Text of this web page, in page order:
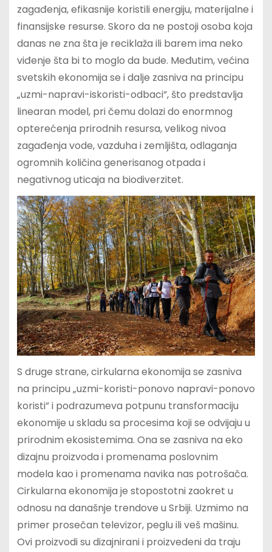
zagađenja, efikasnije koristili energiju, materijalne i
finansijske resurse. Skoro da ne postoji osoba koja
danas ne zna šta je reciklaža ili barem ima neko
viđenje šta bi to moglo da bude. Međutim, većina
svetskih ekonomija se i dalje zasniva na principu
„uzmi-napravi-iskoristi-odbaci”, što predstavlja
linearan model, pri čemu dolazi do enormnog
opterećenja prirodnih resursa, velikog nivoa
zagađenja vode, vazduha i zemljišta, odlaganja
ogromnih količina generisanog otpada i
negativnog uticaja na biodiverzitet.
S druge strane, cirkularna ekonomija se zasniva
na principu „uzmi-koristi-ponovo napravi-ponovo
koristi” i podrazumeva potpunu transformaciju
ekonomije u skladu sa procesima koji se odvijaju u
prirodnim ekosistemima. Ona se zasniva na eko
dizajnu proizvoda i promenama poslovnim
modela kao i promenama navika nas potrošača.
Cirkularna ekonomija je stopostotni zaokret u
odnosu na današnje trendove u Srbiji. Uzmimo na
primer prosečan televizor, peglu ili veš mašinu.
Ovi proizvodi su dizajnirani i proizvedeni da traju